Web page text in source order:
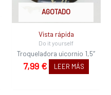
AGOTADO
Vista rápida
Do it yourself
Troqueladora uicornio 1,5″
7,99 € LEER MÁS